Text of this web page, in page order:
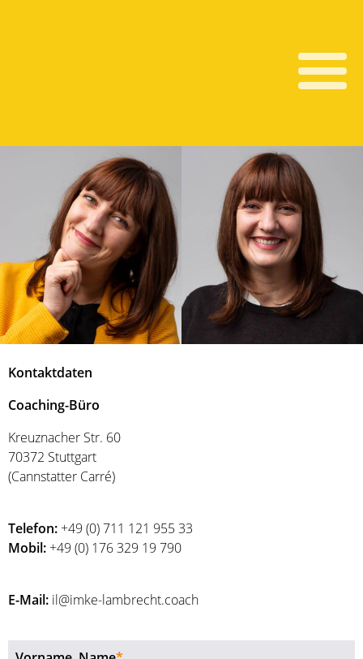
Kontaktdaten
Coaching-Büro
Kreuznacher Str. 60
70372 Stuttgart
(Cannstatter Carré)
Telefon: +49 (0) 711 121 955 33
Mobil: +49 (0) 176 329 19 790
E-Mail: il@imke-lambrecht.coach